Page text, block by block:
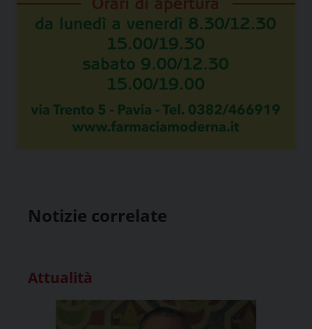
Notizie correlate
Attualità